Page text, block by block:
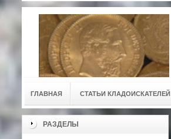
ГЛАВНАЯ СТАТЬИ КЛАДОИСКАТЕЛЕЙ
РАЗДЕЛЫ